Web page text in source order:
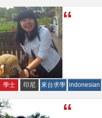
學士 印尼 來台求學 indonesian